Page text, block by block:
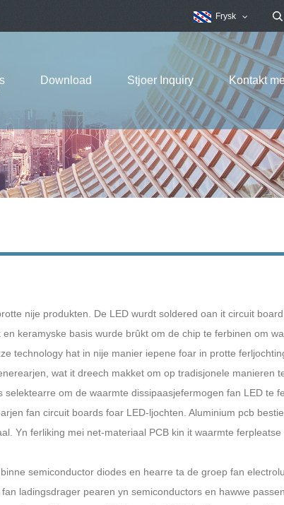
Frysk
Download Stjoer Inquiry Kontakt
nije produkten. De LED wurdt soldered oan it circuit
keramyske basis wurde brûkt om de chip te ferbinen om
technology hat in nije manier iepene foar in protte
wat it dreech makket om op tradisjonele manieren
om de waarmte dissipaasjefermogen fan LED te
fan circuit boards foar LED-ljochten. Aluminium pcb
Yn ferliking mei net-materiaal PCB kin it waarmte
semiconductor diodes en hearre ta de groep fan
ladingsdrager pearen yn semiconductors en hawwe